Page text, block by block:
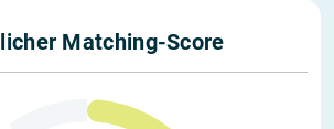
Matching-Score